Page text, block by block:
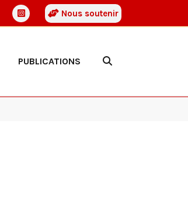
Nous soutenir
PUBLICATIONS